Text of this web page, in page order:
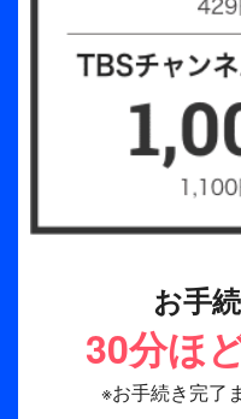
お手
30分ほ
※お手続き完了